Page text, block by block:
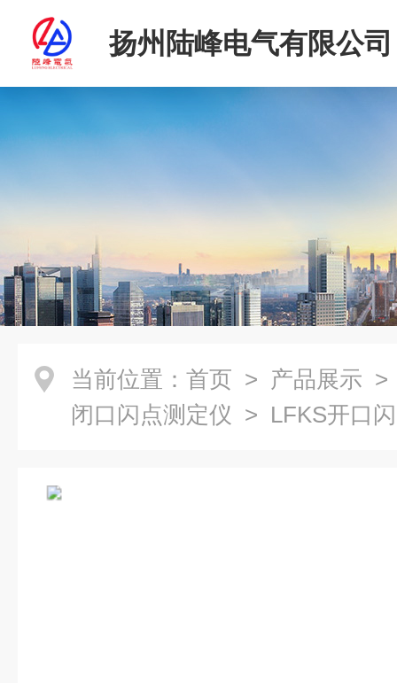
扬州陆峰电气有限公司
当前位置： 首页 > 产品展示
闭口闪点测定仪 > LFKS开口